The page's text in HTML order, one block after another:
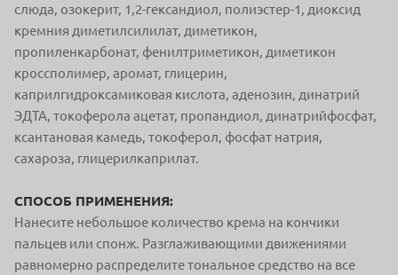
слюда, озокерит, 1,2-гександиол, полиэстер-1, диоксид
кремния диметилсилилат, диметикон,
пропиленкарбонат, фенилтриметикон, диметикон
кроссполимер, аромат, глицерин,
каприлгидроксамиковая кислота, аденозин, динатрий
ЭДТА, токоферола ацетат, пропандиол, динатрийфосфат,
ксантановая камедь, токоферол, фосфат натрия,
сахароза, глицерилкаприлат.
СПОСОБ ПРИМЕНЕНИЯ:
Нанесите небольшое количество крема на кончики
пальцев или спонж. Разглаживающими движениями
равномерно распределите тональное средство на все